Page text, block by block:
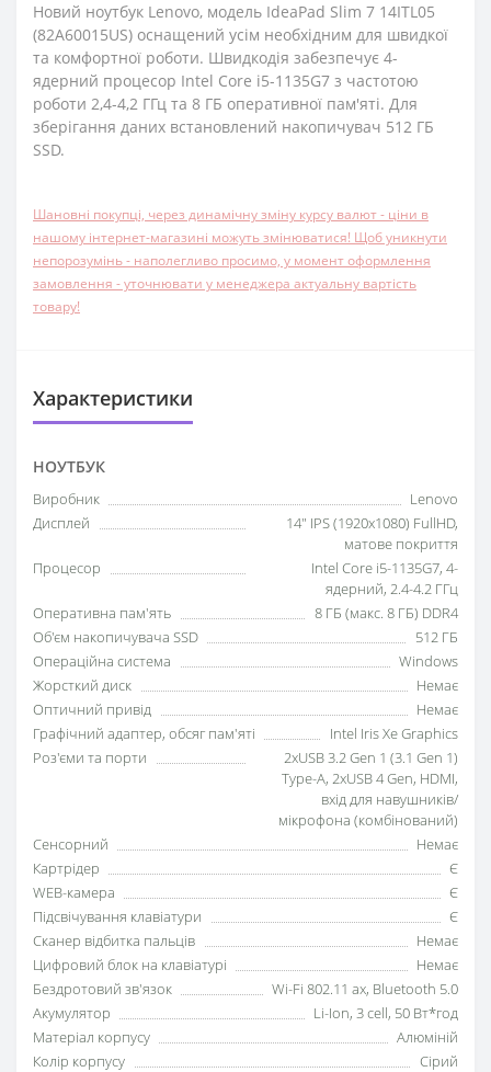
Новий ноутбук Lenovo, модель IdeaPad Slim 7 14ITL05
(82A60015US) оснащений усім необхідним для швидкої
та комфортної роботи. Швидкодія забезпечує 4-
ядерний процесор Intel Core i5-1135G7 з частотою
роботи 2,4-4,2 ГГц та 8 ГБ оперативної пам'яті. Для
зберігання даних встановлений накопичувач 512 ГБ
SSD.
Шановні покупці, через динамічну зміну курсу валют - ціни в
нашому інтернет-магазині можуть змінюватися! Щоб уникнути
непорозумінь - наполегливо просимо, у момент оформлення
замовлення - уточнювати у менеджера актуальну вартість
товару!
Характеристики
НОУТБУК
Виробник
Lenovo
Дисплей
14" IPS (1920x1080) FullHD,
матове покриття
Процесор
Intel Core i5-1135G7, 4-
ядерний, 2.4-4.2 ГГц
Оперативна пам'ять
8 ГБ (макс. 8 ГБ) DDR4
Об'єм накопичувача SSD
512 ГБ
Операційна система
Windows
Жорсткий диск
Немає
Оптичний привід
Немає
Графічний адаптер, обсяг пам'яті
Intel Iris Xe Graphics
Роз'єми та порти
2xUSB 3.2 Gen 1 (3.1 Gen 1)
Type-A, 2хUSB 4 Gen, HDMI,
вхід для навушників/
мікрофона (комбінований)
Сенсорний
Немає
Картрідер
Є
WEB-камера
Є
Підсвічування клавіатури
Є
Сканер відбитка пальців
Немає
Цифровий блок на клавіатурі
Немає
Бездротовий зв'язок
Wi-Fi 802.11 ax, Bluetooth 5.0
Акумулятор
Li-Ion, 3 cell, 50 Вт*год
Матеріал корпусу
Алюміній
Колір корпусу
Сірий